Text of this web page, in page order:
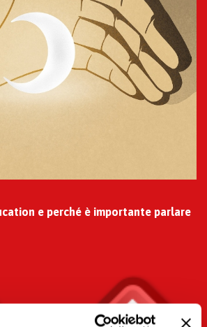
e perché è importante parlare